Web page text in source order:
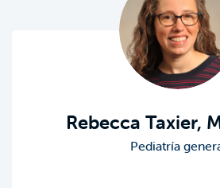
Rebecca Taxier,
Pediatría